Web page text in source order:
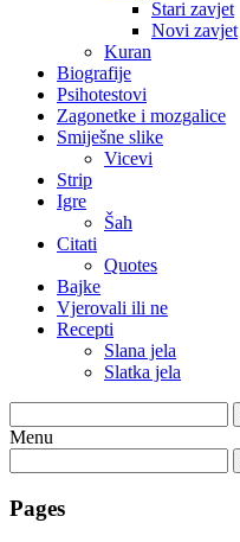
Stari zavjet
Novi zavjet
Kuran
Biografije
Psihotestovi
Zagonetke i mozgalice
Smiješne slike
Vicevi
Strip
Igre
Šah
Citati
Quotes
Bajke
Vjerovali ili ne
Recepti
Slana jela
Slatka jela
Menu
Pages